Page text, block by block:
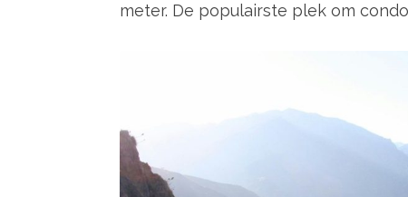
meter. De populairste plek om